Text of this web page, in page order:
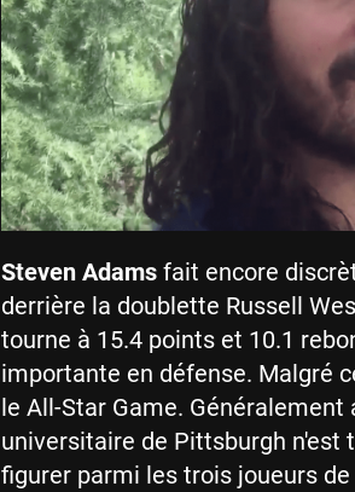
Steven Adams fait encore
derrière la doublette Russell
tourne à 15.4 points et 10.1
importante en défense. Malgré
le All-Star Game. Généralement
universitaire de Pittsburgh n'est
figurer parmi les trois joueurs